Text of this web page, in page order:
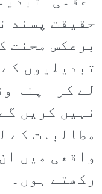
حقیقت پسند
برعکس محنت
تبدیلیوں
لے کر اپنا
نہیں کریں
مطالبات کے
واقعی میں
رکھتے ہوں۔